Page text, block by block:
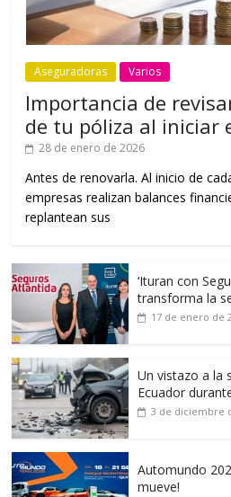
Aseguradoras Varios
Importancia de
de tu póliza al iniciar
28 de enero de 2026
Antes de renovarla. Al inicio de
empresas realizan balances
replantean sus
‘Ituran con
transforma la
17 de enero de
Un vistazo a la
Ecuador
3 de diciembre
Automundo
mueve!